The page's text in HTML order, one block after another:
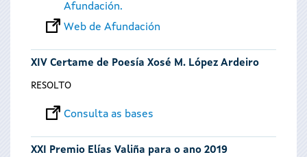
Afundación.
Web de Afundación
XIV Certame de Poesía Xosé M. López Ardeiro
RESOLTO
Consulta as bases
XXI Premio Elías Valiña para o ano 2019